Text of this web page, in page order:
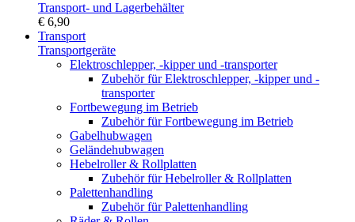
Transport- und Lagerbehälter
€ 6,90
Transport
Transportgeräte
Elektroschlepper, -kipper und -transporter
Zubehör für Elektroschlepper, -kipper und -
transporter
Fortbewegung im Betrieb
Zubehör für Fortbewegung im Betrieb
Gabelhubwagen
Geländehubwagen
Hebelroller & Rollplatten
Zubehör für Hebelroller & Rollplatten
Palettenhandling
Zubehör für Palettenhandling